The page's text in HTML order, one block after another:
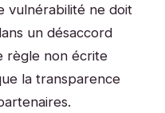
vulnérabilité ne doit
un désaccord
règle non écrite
la transparence